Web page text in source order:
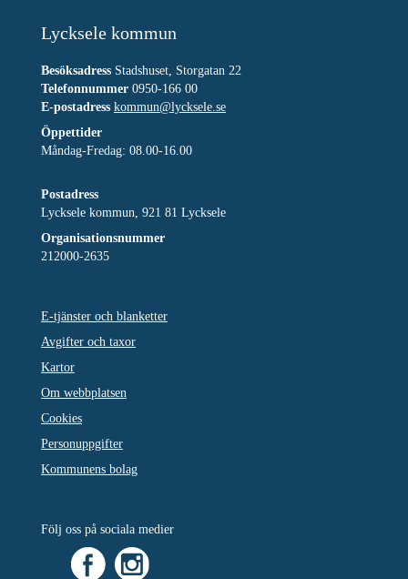
Lycksele kommun
Besöksadress Stadshuset, Storgatan 22
Telefonnummer 0950-166 00
E-postadress kommun@lycksele.se
Öppettider
Måndag-Fredag: 08.00-16.00
Postadress
Lycksele kommun, 921 81 Lycksele
Organisationsnummer
212000-2635
E-tjänster och blanketter
Avgifter och taxor
Kartor
Om webbplatsen
Cookies
Personuppgifter
Kommunens bolag
Följ oss på sociala medier